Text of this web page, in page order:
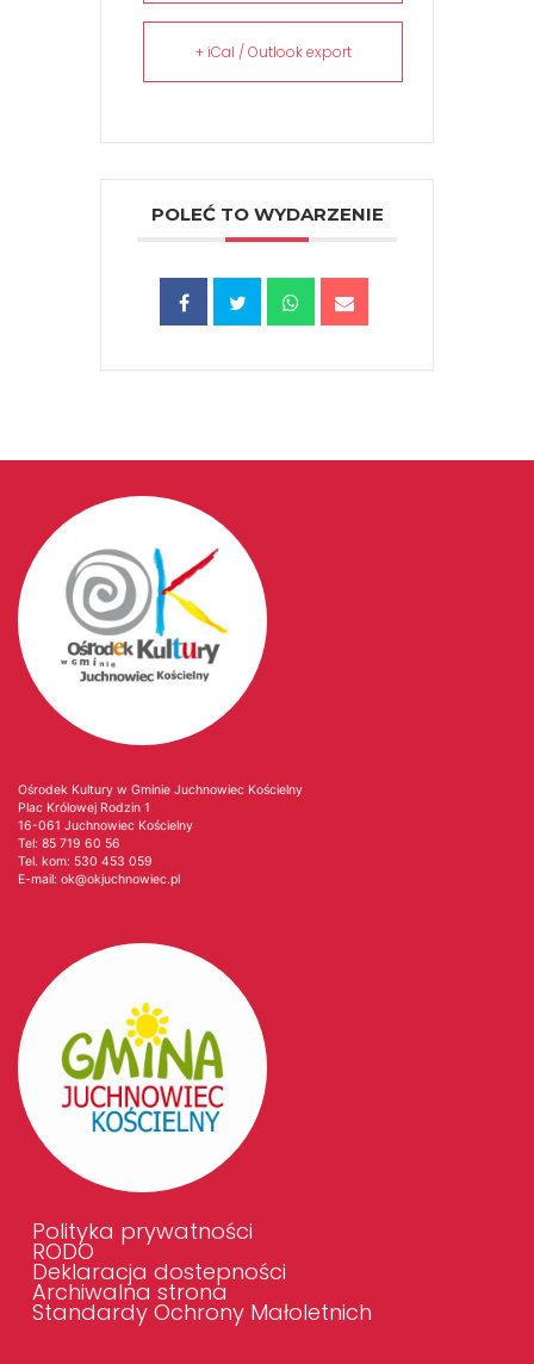
+ iCal / Outlook export
POLEĆ TO WYDARZENIE
Ośrodek Kultury w Gminie Juchnowiec Kościelny
Plac Królowej Rodzin 1
16-061 Juchnowiec Kościelny
Tel: 85 719 60 56
Tel. kom: 530 453 059
E-mail: ok@okjuchnowiec.pl
Polityka prywatności
RODO
Deklaracja dostepności
Archiwalna strona
Standardy Ochrony Małoletnich